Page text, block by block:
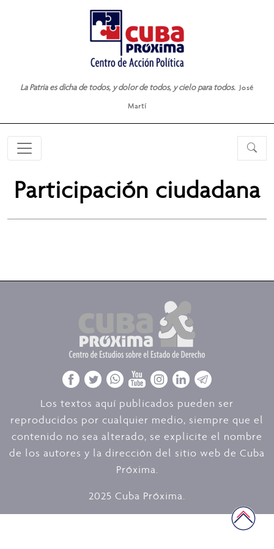
La Patria es dicha de todos, y dolor de todos, y cielo para todos. José
Martí
Participación ciudadana
Los textos aquí publicados pueden ser
reproducidos por cualquier medio, siempre que el
contenido no sea alterado, se explicite el nombre
de los autores y la dirección del sitio web de Cuba
Próxima.
2025 Cuba Próxima.